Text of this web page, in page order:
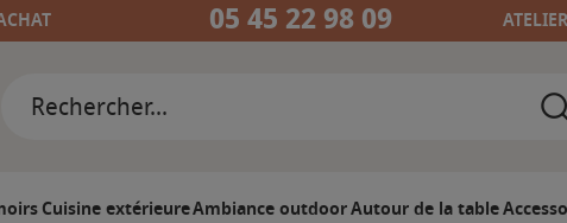
05 45 22 98 09
Cuisine extérieureAmbiance outdoorAutour de la table